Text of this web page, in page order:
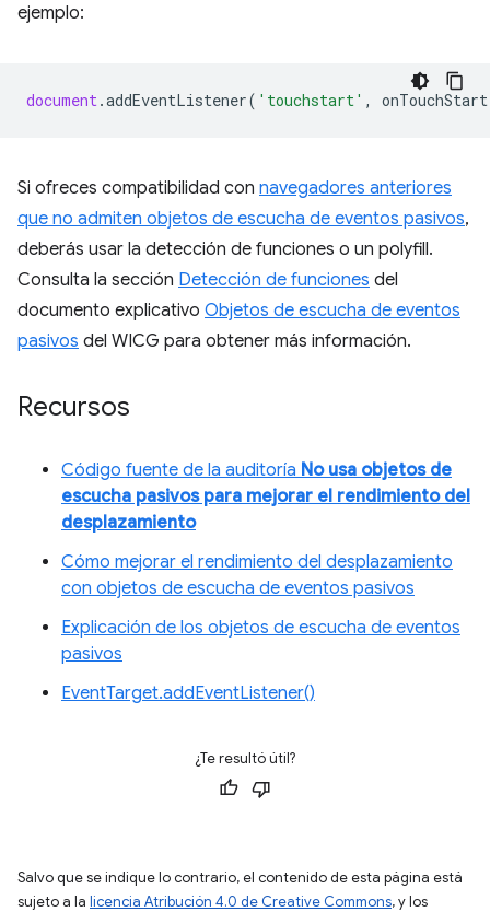
ejemplo:
document .addEventListener( 'touchstart' , onTouchStart
Si ofreces compatibilidad con navegadores anteriores
que no admiten objetos de escucha de eventos pasivos,
deberás usar la detección de funciones o un polyfill.
Consulta la sección Detección de funciones del
documento explicativo Objetos de escucha de eventos
pasivos del WICG para obtener más información.
Recursos
Código fuente de la auditoría No usa objetos de
escucha pasivos para mejorar el rendimiento del
desplazamiento
Cómo mejorar el rendimiento del desplazamiento
con objetos de escucha de eventos pasivos
Explicación de los objetos de escucha de eventos
pasivos
EventTarget.addEventListener()
¿Te resultó útil?
Salvo que se indique lo contrario, el contenido de esta página está
sujeto a la licencia Atribución 4.0 de Creative Commons, y los